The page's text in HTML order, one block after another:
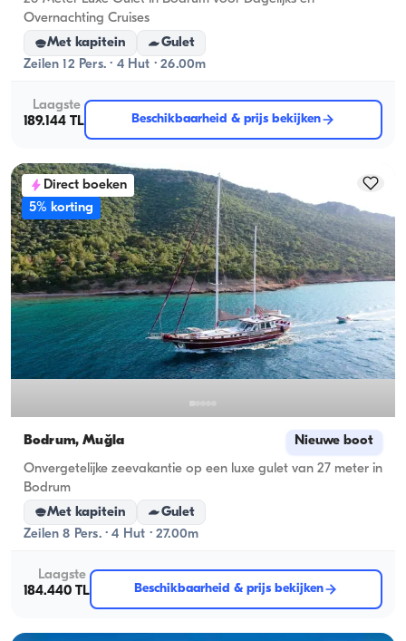
Overnachting Cruises
Met kapitein
Gulet
Zeilen 12 Pers. · 4 Hut · 26.00m
Laagste
189.144 TL
Beschikbaarheid & prijs bekijken
Direct boeken
5% korting
Bodrum, Muğla Nieuwe boot
Onvergetelijke zeevakantie op een luxe gulet van 27 meter in
Bodrum
Met kapitein
Gulet
Zeilen 8 Pers. · 4 Hut · 27.00m
Laagste
184.440 TL
Beschikbaarheid & prijs bekijken